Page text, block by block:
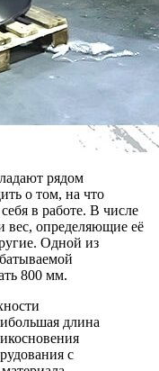
рядом
о том, на что
в работе. В числе
вес, определяющие её
Одной из
800 мм.
длина
с